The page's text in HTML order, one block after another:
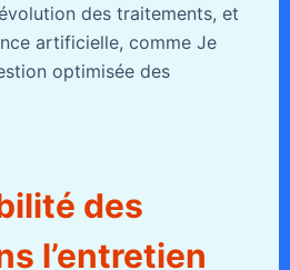
des traitements, et
artificielle, comme Je
optimisée des
des
l’entretien